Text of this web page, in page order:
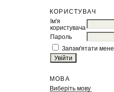
КОРИСТУВАЧ
Ім'я
користувача
Пароль
Запам'ятати мене
МОВА
Виберіть мову